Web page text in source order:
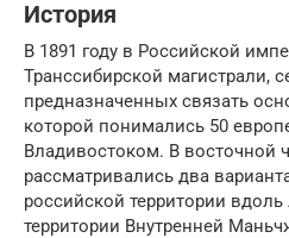
История
В 1891 году в Российской
Транссибирской магистрали,
предназначенных связать
которой понимались 50
Владивостоком. В восточной
рассматривались два
российской территории
территории Внутренней